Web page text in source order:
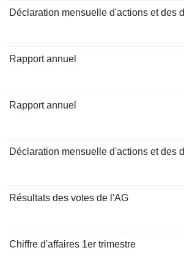
Déclaration mensuelle d'actions et des
Rapport annuel
Rapport annuel
Déclaration mensuelle d'actions et des
Résultats des votes de l'AG
Chiffre d'affaires 1er trimestre